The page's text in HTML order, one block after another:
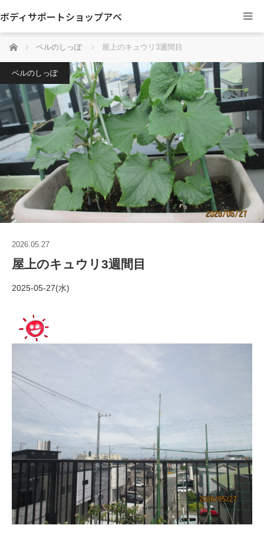
ボディサポートショップアベ
ホーム ベルのしっぽ 屋上のキュウリ3週間目
ベルのしっぽ
2026.05.27
屋上のキュウリ3週間目
2025-05-27(水)